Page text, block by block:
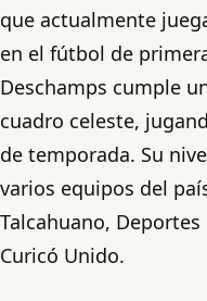
que actualmente
en el fútbol de
Deschamps cumple
cuadro celeste,
de temporada. Su
varios equipos del
Talcahuano,
Curicó Unido.